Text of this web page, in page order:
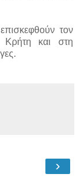
τον
και στη
›